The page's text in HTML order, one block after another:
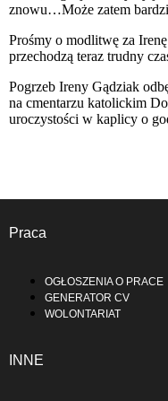
znowu…Może zatem
Prośmy o modlitwę za
przechodzą teraz trudny
Pogrzeb Ireny Gądziak
na cmentarzu katolickim
uroczystości w kaplicy o
Praca
OGŁOSZENIA O PRACE
GENERATOR CV
WOLONTARIAT
INNE